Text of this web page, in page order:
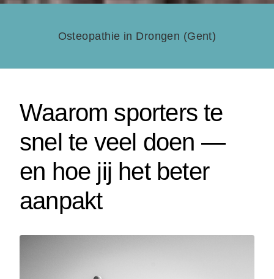
Osteopathie in Drongen (Gent)
Waarom sporters te
snel te veel doen —
en hoe jij het beter
aanpakt